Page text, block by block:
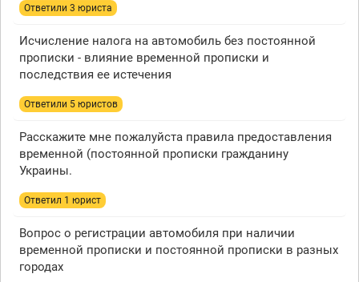
Ответили 3 юристa
Исчисление налога на автомобиль без постоянной
прописки - влияние временной прописки и
последствия ее истечения
Ответили 5 юристов
Расскажите мне пожалуйста правила предоставления
временной (постоянной прописки гражданину
Украины.
Ответил 1 юрист
Вопрос о регистрации автомобиля при наличии
временной прописки и постоянной прописки в разных
городах